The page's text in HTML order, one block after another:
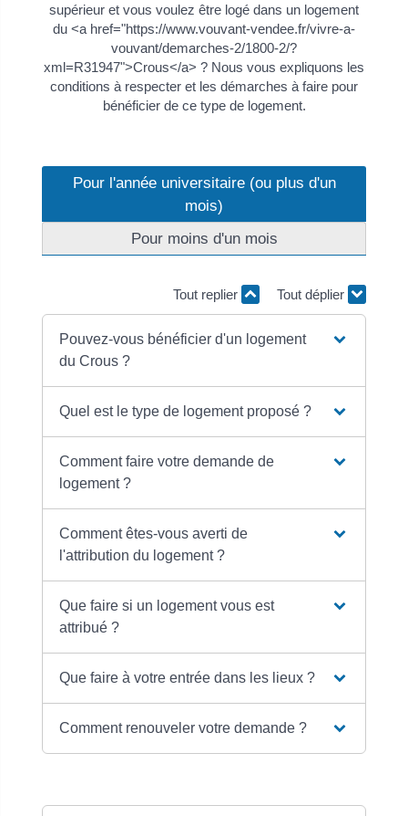
supérieur et vous voulez être logé dans un logement
du <a href="https://www.vouvant-vendee.fr/vivre-a-
vouvant/demarches-2/1800-2/?
xml=R31947">Crous</a> ? Nous vous expliquons les
conditions à respecter et les démarches à faire pour
bénéficier de ce type de logement.
Pour l'année universitaire (ou plus d'un
mois)
Pour moins d'un mois
Tout replier Tout déplier
Pouvez-vous bénéficier d'un logement
du Crous ?
Quel est le type de logement proposé ?
Comment faire votre demande de
logement ?
Comment êtes-vous averti de
l'attribution du logement ?
Que faire si un logement vous est
attribué ?
Que faire à votre entrée dans les lieux ?
Comment renouveler votre demande ?